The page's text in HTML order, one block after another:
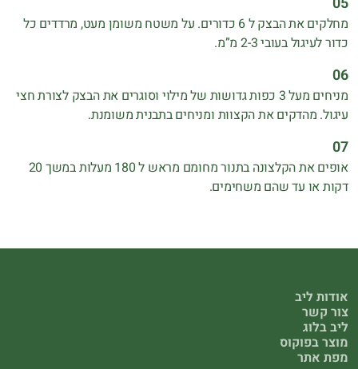
מחלקים את הבצק ל 6 כדורים. על משטח משומן מעט, מרדדים כל
כדור לעיגול בעובי 2-3 מ”מ.
מניחים מעל 3 כפות גדושות של מילוי וסוגרים את הבצק לצורת חצי
עיגול. מהדקים את הקצוות ומניחים בתבנית משומנת.
אופים את הקלצונה בתנור מחומם מראש ל 180 מעלות במשך 20
דקות או עד שהם משחימים.
אודות ליב
צור קשר
ליב בלוג
מוצר בפוקוס
מפת אתר